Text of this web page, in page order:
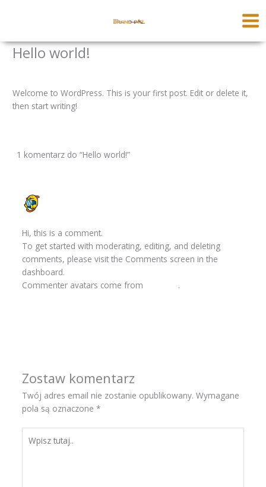
Hello world!
Welcome to WordPress. This is your first post. Edit or delete it,
then start writing!
1 komentarz do “Hello world!”
Hi, this is a comment.
To get started with moderating, editing, and deleting
comments, please visit the Comments screen in the
dashboard.
Commenter avatars come from
.
Zostaw komentarz
Twój adres email nie zostanie opublikowany. Wymagane
pola są oznaczone *
tutaj..